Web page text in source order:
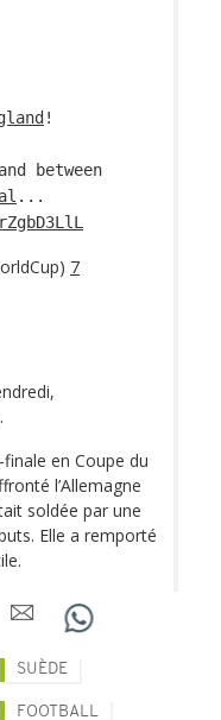
!
between
...
7
finale en Coupe du
l’Allemagne
soldée par une
Elle a remporté
SUÈDE
FOOTBALL